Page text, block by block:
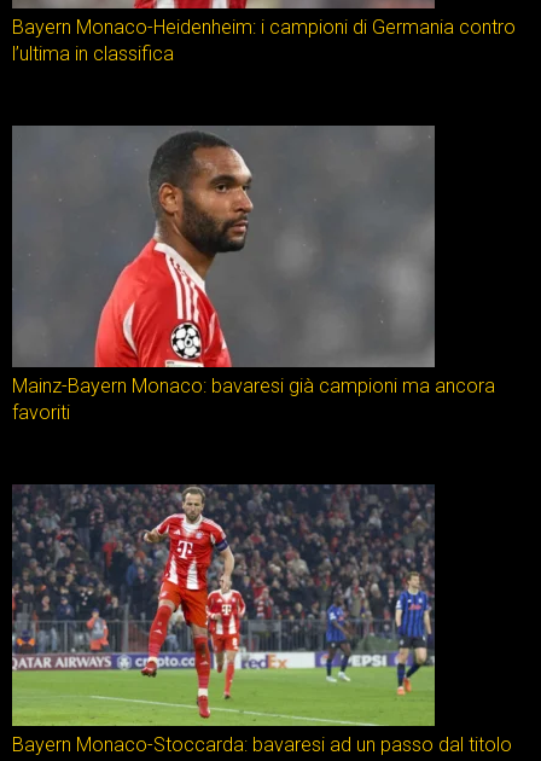
Bayern Monaco-Heidenheim: i campioni di Germania contro
l’ultima in classifica
Mainz-Bayern Monaco: bavaresi già campioni ma ancora
favoriti
Bayern Monaco-Stoccarda: bavaresi ad un passo dal titolo